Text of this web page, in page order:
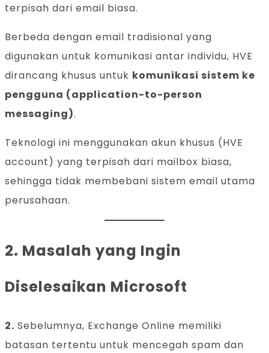
terpisah dari email biasa.
Berbeda dengan email tradisional yang
digunakan untuk komunikasi antar individu, HVE
dirancang khusus untuk komunikasi sistem ke
pengguna (application-to-person
messaging).
Teknologi ini menggunakan akun khusus (HVE
account) yang terpisah dari mailbox biasa,
sehingga tidak membebani sistem email utama
perusahaan.
2. Masalah yang Ingin
Diselesaikan Microsoft
2. Sebelumnya, Exchange Online memiliki
batasan tertentu untuk mencegah spam dan